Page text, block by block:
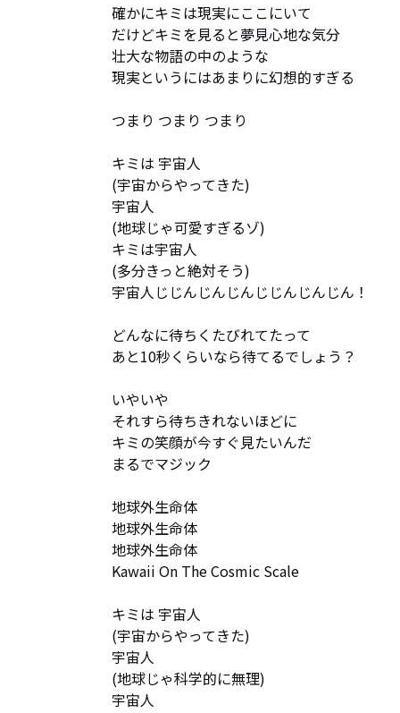
確かにキミは現実にここにいて
だけどキミを見ると夢見心地な気分
壮大な物語の中のような
現実というにはあまりに幻想的すぎる
つまり つまり つまり
キミは 宇宙人
(宇宙からやってきた)
宇宙人
(地球じゃ可愛すぎるゾ)
キミは宇宙人
(多分きっと絶対そう)
宇宙人じじんじんじんじじんじんじん！
どんなに待ちくたびれてたって
あと10秒くらいなら待てるでしょう？
いやいや
それすら待ちきれないほどに
キミの笑顔が今すぐ見たいんだ
まるでマジック
地球外生命体
地球外生命体
地球外生命体
Kawaii On The Cosmic Scale
キミは 宇宙人
(宇宙からやってきた)
宇宙人
(地球じゃ科学的に無理)
宇宙人